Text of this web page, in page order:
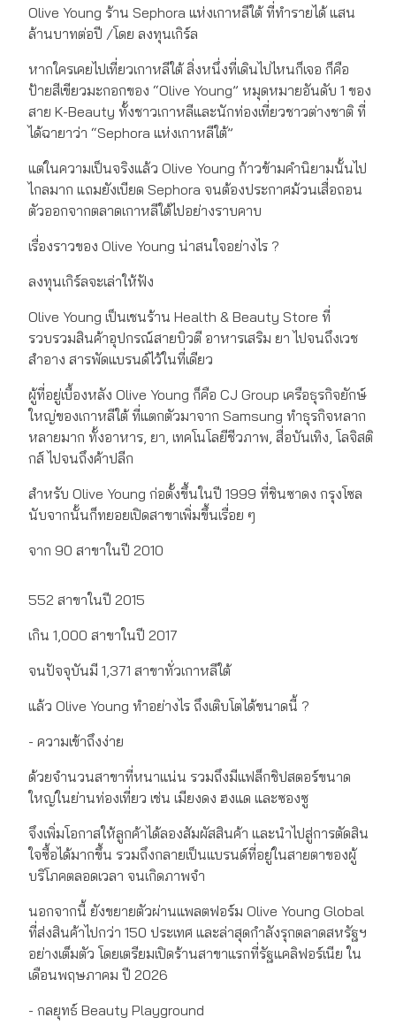
Olive Young ร้าน Sephora แห่งเกาหลีใต้ ที่ทำรายได้ แสน
ล้านบาทต่อปี /โดย ลงทุนเกิร์ล
หากใครเคยไปเที่ยวเกาหลีใต้ สิ่งหนึ่งที่เดินไปไหนก็เจอ ก็คือ
ป้ายสีเขียวมะกอกของ “Olive Young” หมุดหมายอันดับ 1 ของ
สาย K-Beauty ทั้งชาวเกาหลีและนักท่องเที่ยวชาวต่างชาติ ที่
ได้ฉายาว่า “Sephora แห่งเกาหลีใต้”
แต่ในความเป็นจริงแล้ว Olive Young ก้าวข้ามคำนิยามนั้นไป
ไกลมาก แถมยังเบียด Sephora จนต้องประกาศม้วนเสื่อถอน
ตัวออกจากตลาดเกาหลีใต้ไปอย่างราบคาบ
เรื่องราวของ Olive Young น่าสนใจอย่างไร ?
ลงทุนเกิร์ลจะเล่าให้ฟัง
Olive Young เป็นเชนร้าน Health & Beauty Store ที่
รวบรวมสินค้าอุปกรณ์สายบิวตี อาหารเสริม ยา ไปจนถึงเวช
สำอาง สารพัดแบรนด์ไว้ในที่เดียว
ผู้ที่อยู่เบื้องหลัง Olive Young ก็คือ CJ Group เครือธุรกิจยักษ์
ใหญ่ของเกาหลีใต้ ที่แตกตัวมาจาก Samsung ทำธุรกิจหลาก
หลายมาก ทั้งอาหาร, ยา, เทคโนโลยีชีวภาพ, สื่อบันเทิง, โลจิสติ
กส์ ไปจนถึงค้าปลีก
สำหรับ Olive Young ก่อตั้งขึ้นในปี 1999 ที่ชินซาดง กรุงโซล
นับจากนั้นก็ทยอยเปิดสาขาเพิ่มขึ้นเรื่อย ๆ
จาก 90 สาขาในปี 2010
552 สาขาในปี 2015
เกิน 1,000 สาขาในปี 2017
จนปัจจุบันมี 1,371 สาขาทั่วเกาหลีใต้
แล้ว Olive Young ทำอย่างไร ถึงเติบโตได้ขนาดนี้ ?
- ความเข้าถึงง่าย
ด้วยจำนวนสาขาที่หนาแน่น รวมถึงมีแฟล็กชิปสตอร์ขนาด
ใหญ่ในย่านท่องเที่ยว เช่น เมียงดง ฮงแด และซองซู
จึงเพิ่มโอกาสให้ลูกค้าได้ลองสัมผัสสินค้า และนำไปสู่การตัดสิน
ใจซื้อได้มากขึ้น รวมถึงกลายเป็นแบรนด์ที่อยู่ในสายตาของผู้
บริโภคตลอดเวลา จนเกิดภาพจำ
นอกจากนี้ ยังขยายตัวผ่านแพลตฟอร์ม Olive Young Global
ที่ส่งสินค้าไปกว่า 150 ประเทศ และล่าสุดกำลังรุกตลาดสหรัฐฯ
อย่างเต็มตัว โดยเตรียมเปิดร้านสาขาแรกที่รัฐแคลิฟอร์เนีย ใน
เดือนพฤษภาคม ปี 2026
- กลยุทธ์ Beauty Playground